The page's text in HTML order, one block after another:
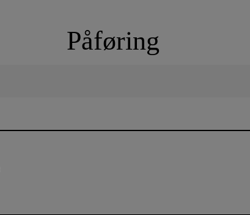
Påføring